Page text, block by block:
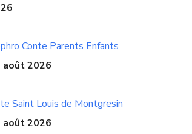
Conte Parents Enfants
août 2026
Saint Louis de Montgresin
août 2026